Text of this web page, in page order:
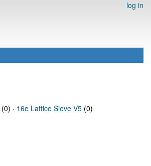
log in
(0) · 16e Lattice Sieve V5 (0)